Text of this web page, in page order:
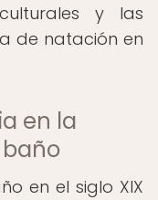
y las
de natación en
en la
en el siglo XIX